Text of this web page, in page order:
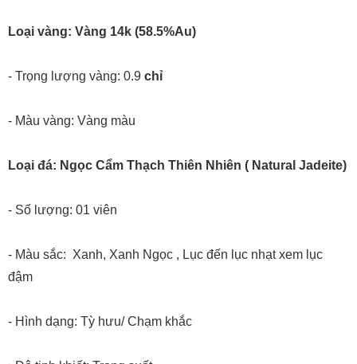
Loại vàng: Vàng 14k (58.5%Au)
- Trọng lượng vàng: 0.9 chỉ
- Màu vàng: Vàng màu
Loại đá: Ngọc Cẩm Thạch Thiên Nhiên ( Natural Jadeite)
- Số lượng: 01 viên
- Màu sắc: Xanh, Xanh Ngọc , Lục đến lục nhạt xem lục
đậm
- Hình dạng: Tỳ hưu/ Chạm khắc